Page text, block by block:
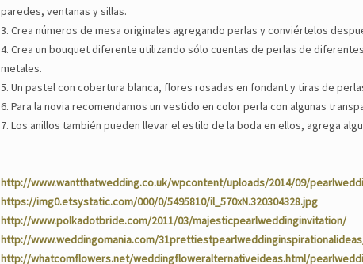
paredes, ventanas y sillas.
3. Crea números de mesa originales agregando perlas y conviértelos
4. Crea un bouquet diferente utilizando sólo cuentas de perlas de
metales.
5. Un pastel con cobertura blanca, flores rosadas en fondant y tiras de
6. Para la novia recomendamos un vestido en color perla con algunas
7. Los anillos también pueden llevar el estilo de la boda en ellos, agrega
http://www.wantthatwedding.co.uk/wpcontent/uploads/2014/09/
https://img0.etsystatic.com/000/0/5495810/il_570xN.320304328.jpg
http://www.polkadotbride.com/2011/03/majesticpearlweddinginvitation/
http://www.weddingomania.com/
http://whatcomflowers.net/weddingfloweralternativeideas.html/